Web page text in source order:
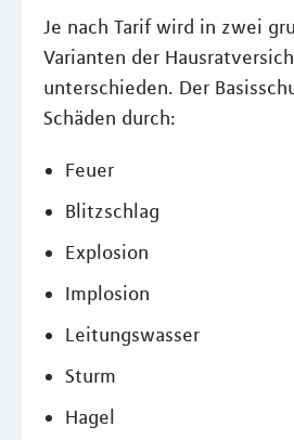
Je nach Tarif wird in zwei
Varianten der
unterschieden. Der
Schäden durch:
Feuer
Blitzschlag
Explosion
Implosion
Leitungswasser
Sturm
Hagel